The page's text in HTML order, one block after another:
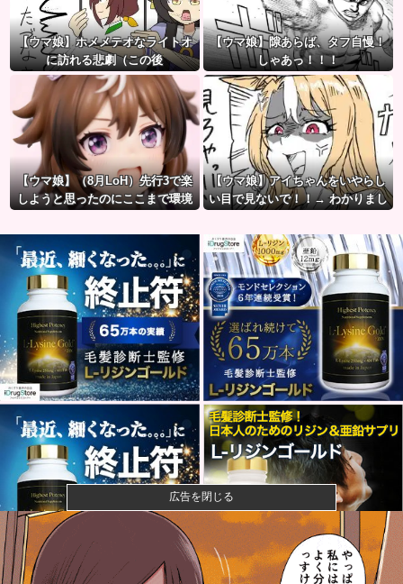
【ウマ娘】ホメメテオなライトオ
に訪れる悲劇（この後
【ウマ娘】隙あらば、タフ自慢！
しゃあっ！！！
【ウマ娘】（8月LoH）先行3で楽
しようと思ったのにここまで環境
【ウマ娘】アイちゃんをいやらし
い目で見ないで！！→ わかりまし
広告を閉じる